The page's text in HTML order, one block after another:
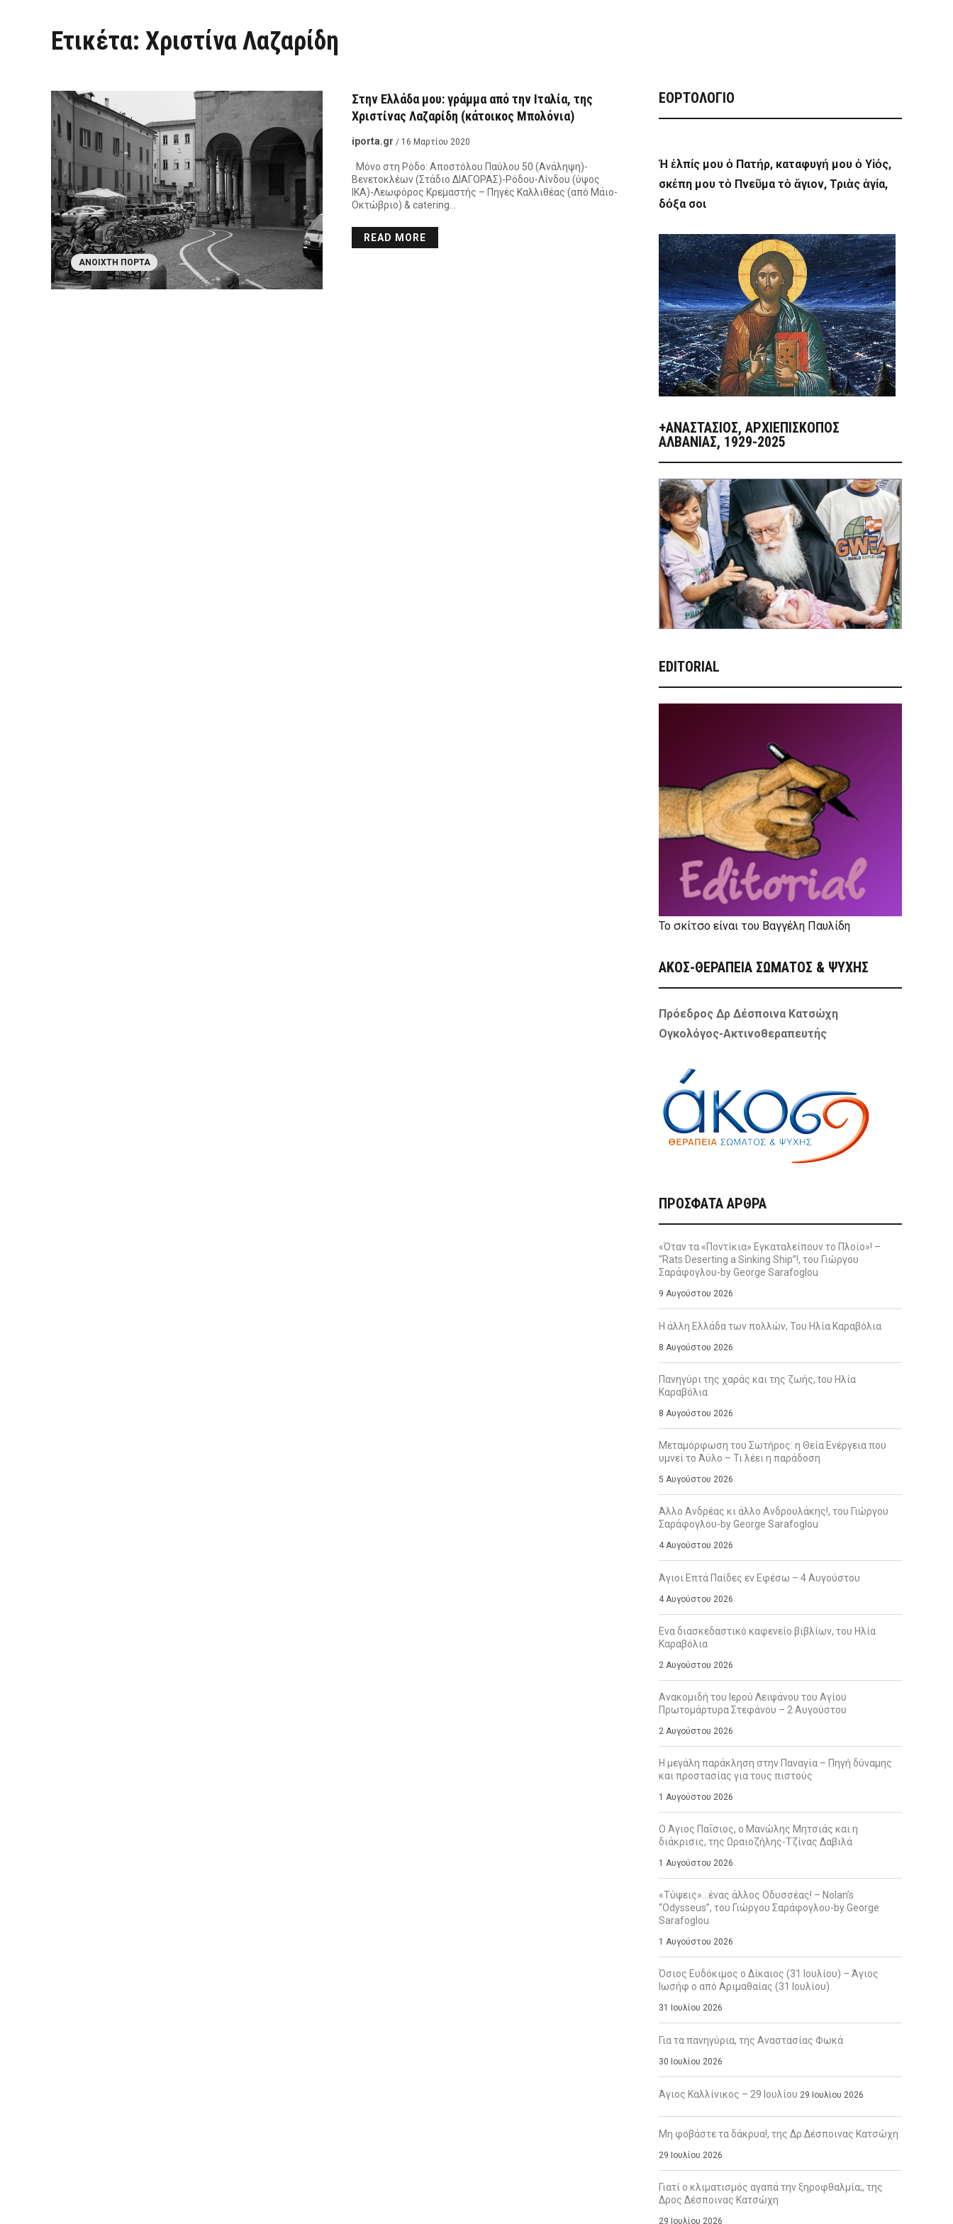
Ετικέτα: Χριστίνα Λαζαρίδη
ΑΝΟΙΧΤΉ ΠΌΡΤΑ
Στην Ελλάδα μου: γράμμα από την Ιταλία, της
Χριστίνας Λαζαρίδη (κάτοικος Μπολόνια)
iporta.gr / 16 Μαρτίου 2020
Μόνο στη Ρόδο: Αποστόλου Παύλου 50 (Ανάληψη)-
Βενετοκλέων (Στάδιο ΔΙΑΓΟΡΑΣ)-Ρόδου-Λίνδου (ύψος
ΙΚΑ)-Λεωφόρος Κρεμαστής – Πηγές Καλλιθέας (από Μάιο-
Οκτώβριο) & catering…
READ MORE
ΕΟΡΤΟΛΟΓΙΟ
Ἡ ἐλπίς μου ὁ Πατήρ, καταφυγή μου ὁ Υἱός,
σκέπη μου τὸ Πνεῦμα τὸ ἅγιον, Τριὰς ἁγία,
δόξα σοι
+ΑΝΑΣΤΆΣΙΟΣ, ΑΡΧΙΕΠΊΣΚΟΠΟΣ
ΑΛΒΑΝΊΑΣ, 1929-2025
EDITORIAL
Το σκίτσο είναι του Βαγγέλη Παυλίδη
ΑΚΟΣ-ΘΕΡΑΠΕΙΑ ΣΩΜΑΤΟΣ & ΨΥΧΗΣ
Πρόεδρος Δρ Δέσποινα Κατσώχη
Ογκολόγος-Ακτινοθεραπευτής
ΠΡΌΣΦΑΤΑ ΆΡΘΡΑ
«Όταν τα «Ποντίκια» Εγκαταλείπουν το Πλοίο»! –
“Rats Deserting a Sinking Ship”!, του Γιώργου
Σαράφογλου-by George Sarafoglou
9 Αυγούστου 2026
Η άλλη Ελλάδα των πολλών, Του Ηλία Καραβόλια
8 Αυγούστου 2026
Πανηγύρι της χαράς και της ζωής, tου Ηλία
Καραβόλια
8 Αυγούστου 2026
Μεταμόρφωση του Σωτήρος: η Θεία Ενέργεια που
υμνεί το Άϋλο – Τι λέει η παράδοση
5 Αυγούστου 2026
Άλλο Ανδρέας κι άλλο Ανδρουλάκης!, του Γιώργου
Σαράφογλου-by George Sarafoglou
4 Αυγούστου 2026
Άγιοι Επτά Παίδες εν Εφέσω – 4 Αυγούστου
4 Αυγούστου 2026
Ενα διασκεδαστικό καφενείο βιβλίων, του Ηλία
Καραβόλια
2 Αυγούστου 2026
Ανακομιδή του Ιερού Λειψάνου του Αγίου
Πρωτομάρτυρα Στεφάνου – 2 Αυγούστου
2 Αυγούστου 2026
Η μεγάλη παράκληση στην Παναγία – Πηγή δύναμης
και προστασίας για τους πιστούς
1 Αυγούστου 2026
Ο Άγιος Παΐσιος, ο Μανώλης Μητσιάς και η
διάκρισις, της Ωραιοζήλης-Τζίνας Δαβιλά
1 Αυγούστου 2026
«Τύψεις»…ένας άλλος Οδυσσέας! – Nolan’s
“Odysseus”, του Γιώργου Σαράφογλου-by George
Sarafoglou
1 Αυγούστου 2026
Όσιος Ευδόκιμος ο Δίκαιος (31 Ιουλίου) – Άγιος
Ιωσήφ ο από Αριμαθαίας (31 Ιουλίου)
31 Ιουλίου 2026
Για τα πανηγύρια, της Αναστασίας Φωκά
30 Ιουλίου 2026
Άγιος Καλλίνικος – 29 Ιουλίου 29 Ιουλίου 2026
Μη φοβάστε τα δάκρυα!, της Δρ Δέσποινας Κατσώχη
29 Ιουλίου 2026
Γιατί ο κλιματισμός αγαπά την ξηροφθαλμία;, της
Δρος Δέσποινας Κατσώχη
29 Ιουλίου 2026